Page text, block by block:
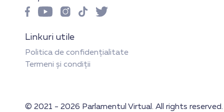
Linkuri utile
Politica de confidențialitate
Termeni și condiții
© 2021 - 2026 Parlamentul Virtual. All rights reserved.